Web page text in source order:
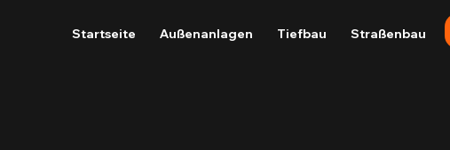
Startseite Außenanlagen Tiefbau Straßenbau